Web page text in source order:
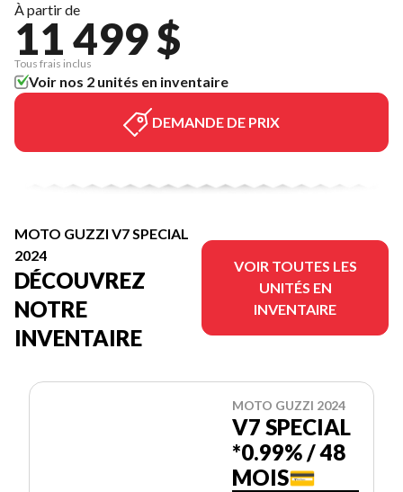
À partir de
11 499 $
Tous frais inclus
Voir nos 2 unités en inventaire
DEMANDE DE PRIX
MOTO GUZZI V7 SPECIAL
2024
DÉCOUVREZ
NOTRE
INVENTAIRE
VOIR TOUTES LES
UNITÉS EN
INVENTAIRE
MOTO GUZZI 2024
V7 SPECIAL
*0.99% / 48
MOIS💳